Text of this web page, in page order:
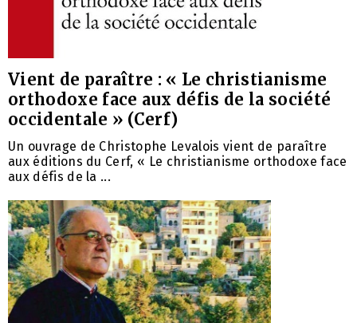
Vient de paraître : « Le christianisme
orthodoxe face aux défis de la société
occidentale » (Cerf)
Un ouvrage de Christophe Levalois vient de paraître
aux éditions du Cerf, « Le christianisme orthodoxe face
aux défis de la ...